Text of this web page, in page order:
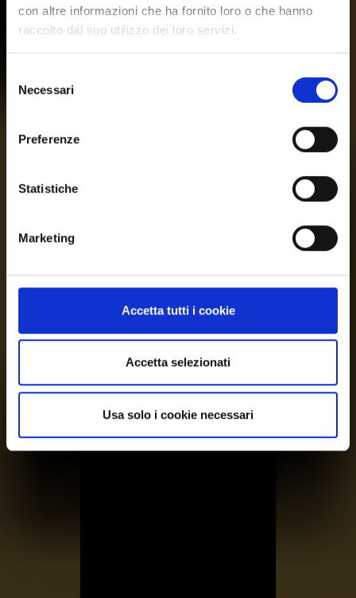
con altre informazioni che ha fornito loro o che hanno
raccolto dal suo utilizzo dei loro servizi.
delNecessari
Preferenze
Statistiche
Marketing
Accetta tutti i cookie
Accetta selezionati
Usa solo i cookie necessari